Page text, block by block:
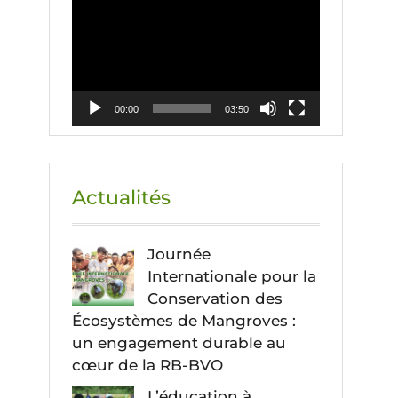
00:00 03:50
Actualités
Journée
Internationale pour la
Conservation des
Écosystèmes de Mangroves :
un engagement durable au
cœur de la RB-BVO